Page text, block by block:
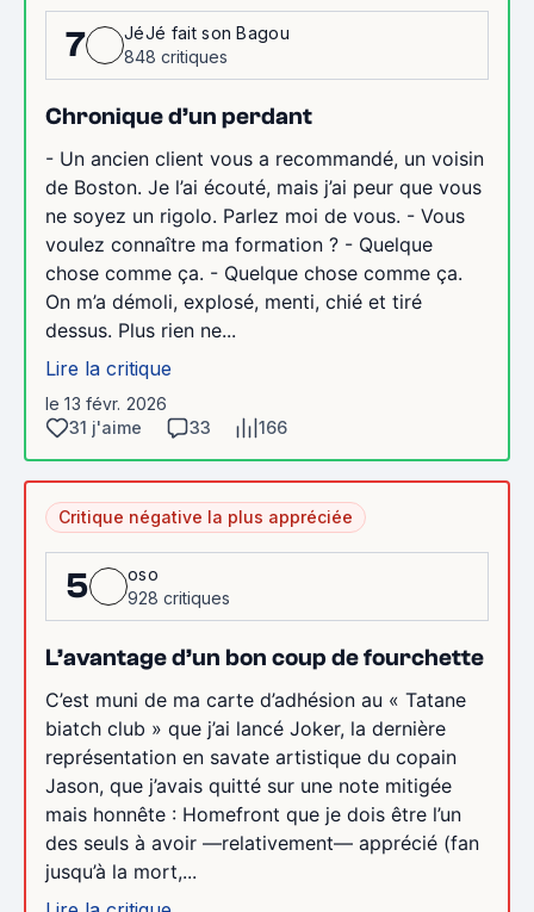
7
JéJé fait son Bagou
848 critiques
Chronique d’un perdant
- Un ancien client vous a recommandé, un voisin
de Boston. Je l’ai écouté, mais j’ai peur que vous
ne soyez un rigolo. Parlez moi de vous. - Vous
voulez connaître ma formation ? - Quelque
chose comme ça. - Quelque chose comme ça.
On m’a démoli, explosé, menti, chié et tiré
dessus. Plus rien ne...
Lire la critique
le 13 févr. 2026
31 j'aime
33 166
Critique négative la plus appréciée
5
oso
928 critiques
L’avantage d’un bon coup de fourchette
C’est muni de ma carte d’adhésion au « Tatane
biatch club » que j’ai lancé Joker, la dernière
représentation en savate artistique du copain
Jason, que j’avais quitté sur une note mitigée
mais honnête : Homefront que je dois être l’un
des seuls à avoir —relativement— apprécié (fan
jusqu’à la mort,...